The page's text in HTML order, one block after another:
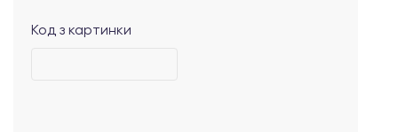
Код з картинки